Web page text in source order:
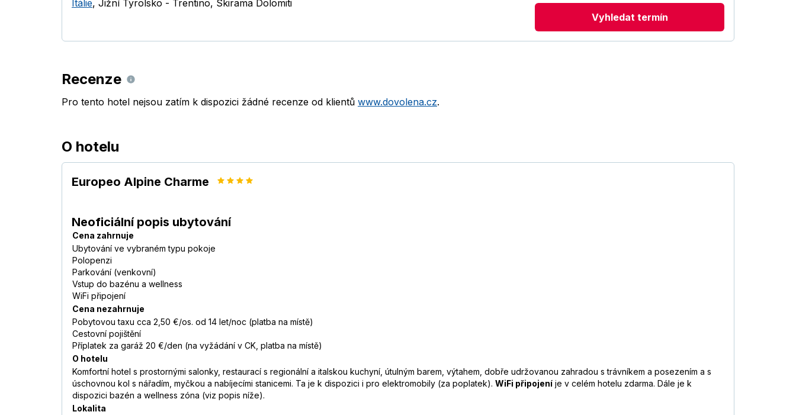
Itálie, Jižní Tyrolsko - Trentino, Skirama Dolomiti
Vyhledat termín
Recenze
Pro tento hotel nejsou zatím k dispozici žádné recenze od klientů www.dovolena.cz.
O hotelu
Europeo Alpine Charme
Neoficiální popis ubytování
Cena zahrnuje
Ubytování ve vybraném typu pokoje
Polopenzi
Parkování (venkovní)
Vstup do bazénu a wellness
WiFi připojení
Cena nezahrnuje
Pobytovou taxu cca 2,50 €/os. od 14 let/noc (platba na místě)
Cestovní pojištění
Příplatek za garáž 20 €/den (na vyžádání v CK, platba na místě)
O hotelu
Komfortní hotel s prostornými salonky, restaurací s regionální a italskou kuchyní, útulným barem, výtahem, dobře udržovanou zahradou s trávníkem a posezením a s
úschovnou kol s nářadím, myčkou a nabíjecími stanicemi. Ta je k dispozici i pro elektromobily (za poplatek). WiFi připojení je v celém hotelu zdarma. Dále je k
dispozici bazén a wellness zóna (viz popis níže).
Lokalita